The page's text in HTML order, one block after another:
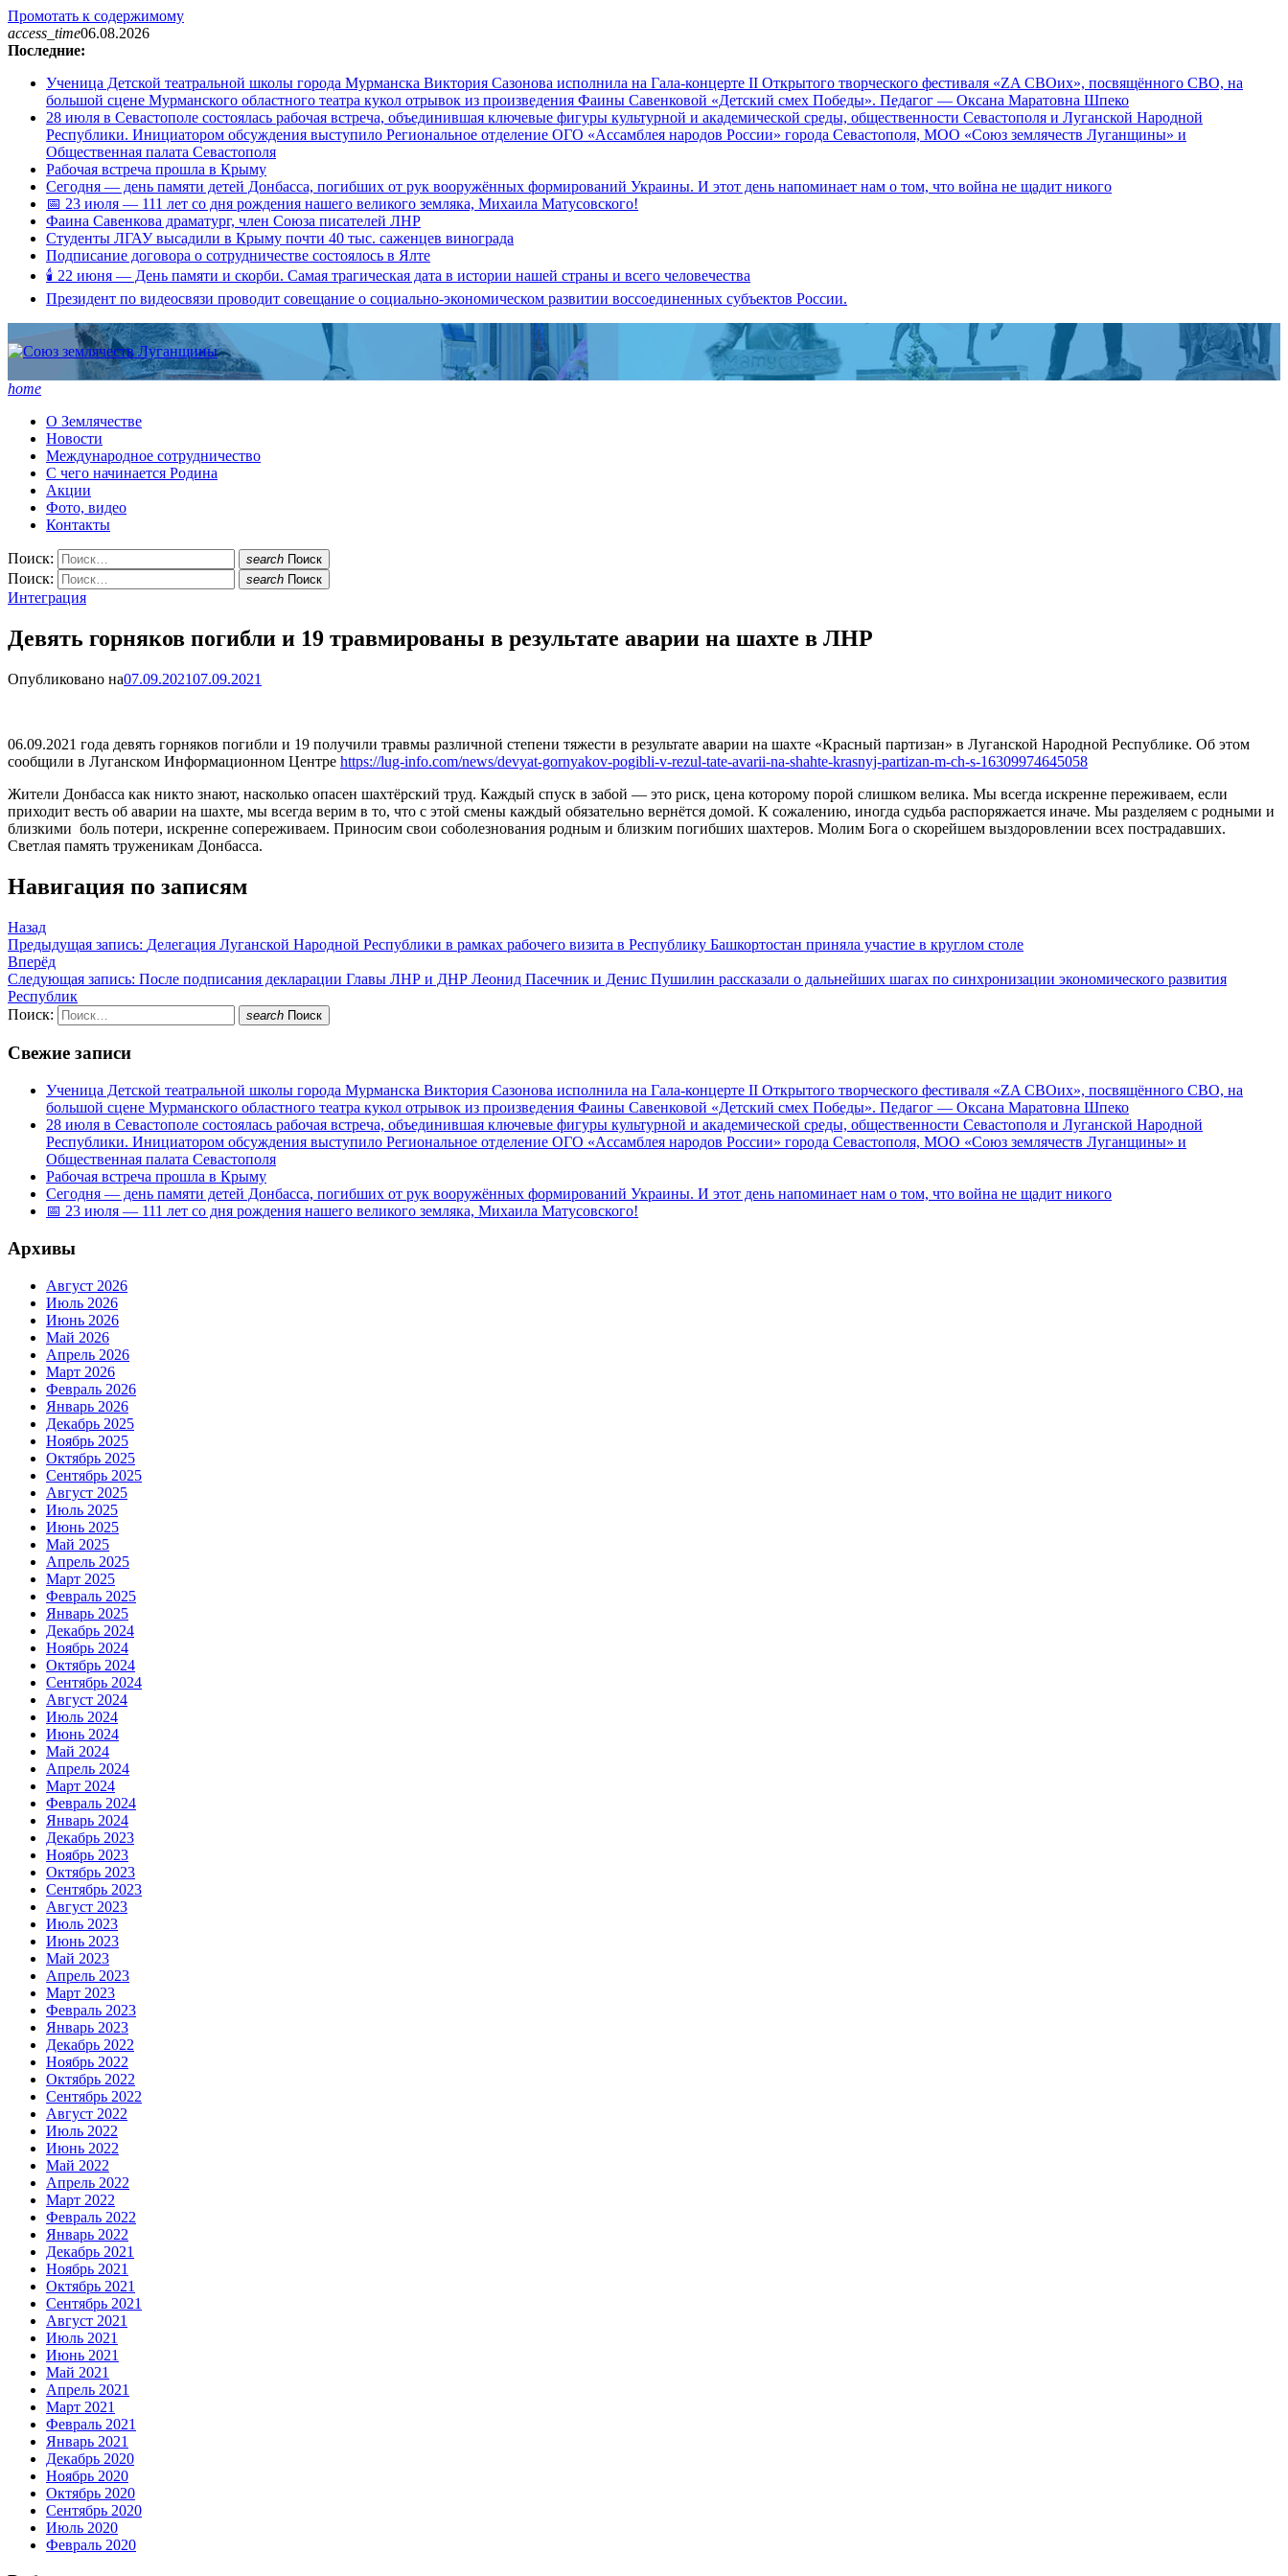
Промотать к содержимому
access_time06.08.2026
Последние:
Ученица Детской театральной школы города Мурманска Виктория Сазонова исполнила на Гала-концерте II Открытого творческого фестиваля «ZA СВОих», посвящённого СВО, на
большой сцене Мурманского областного театра кукол отрывок из произведения Фаины Савенковой «Детский смех Победы». Педагог — Оксана Маратовна Шпеко
28 июля в Севастополе состоялась рабочая встреча, объединившая ключевые фигуры культурной и академической среды, общественности Севастополя и Луганской Народной
Республики. Инициатором обсуждения выступило Региональное отделение ОГО «Ассамблея народов России» города Севастополя, МОО «Союз землячеств Луганщины» и
Общественная палата Севастополя
Рабочая встреча прошла в Крыму
Сегодня — день памяти детей Донбасса, погибших от рук вооружённых формирований Украины. И этот день напоминает нам о том, что война не щадит никого
📅 23 июля — 111 лет со дня рождения нашего великого земляка, Михаила Матусовского!
Фаина Савенкова драматург, член Союза писателей ЛНР
Студенты ЛГАУ высадили в Крыму почти 40 тыс. саженцев винограда
Подписание договора о сотрудничестве состоялось в Ялте
🕯 22 июня — День памяти и скорби. Самая трагическая дата в истории нашей страны и всего человечества
Президент по видеосвязи проводит совещание о социально-экономическом развитии воссоединенных субъектов России.
home
О Землячестве
Новости
Международное сотрудничество
С чего начинается Родина
Акции
Фото, видео
Контакты
Поиск: search Поиск
Поиск: search Поиск
Интеграция
Девять горняков погибли и 19 травмированы в результате аварии на шахте в ЛНР
Опубликовано на07.09.202107.09.2021
06.09.2021 года девять горняков погибли и 19 получили травмы различной степени тяжести в результате аварии на шахте «Красный партизан» в Луганской Народной Республике. Об этом
сообщили в Луганском Информационном Центре https://lug-info.com/news/devyat-gornyakov-pogibli-v-rezul-tate-avarii-na-shahte-krasnyj-partizan-m-ch-s-16309974645058
Жители Донбасса как никто знают, насколько опасен шахтёрский труд. Каждый спуск в забой — это риск, цена которому порой слишком велика. Мы всегда искренне переживаем, если
приходит весть об аварии на шахте, мы всегда верим в то, что с этой смены каждый обязательно вернётся домой. К сожалению, иногда судьба распоряжается иначе. Мы разделяем с родными и
близкими боль потери, искренне сопереживаем. Приносим свои соболезнования родным и близким погибших шахтеров. Молим Бога о скорейшем выздоровлении всех пострадавших.
Светлая память труженикам Донбасса.
Навигация по записям
Назад
Предыдущая запись: Делегация Луганской Народной Республики в рамках рабочего визита в Республику Башкортостан приняла участие в круглом столе
Вперёд
Следующая запись: После подписания декларации Главы ЛНР и ДНР Леонид Пасечник и Денис Пушилин рассказали о дальнейших шагах по синхронизации экономического развития
Республик
Поиск:
search Поиск
Свежие записи
Ученица Детской театральной школы города Мурманска Виктория Сазонова исполнила на Гала-концерте II Открытого творческого фестиваля «ZA СВОих», посвящённого СВО, на
большой сцене Мурманского областного театра кукол отрывок из произведения Фаины Савенковой «Детский смех Победы». Педагог — Оксана Маратовна Шпеко
28 июля в Севастополе состоялась рабочая встреча, объединившая ключевые фигуры культурной и академической среды, общественности Севастополя и Луганской Народной
Республики. Инициатором обсуждения выступило Региональное отделение ОГО «Ассамблея народов России» города Севастополя, МОО «Союз землячеств Луганщины» и
Общественная палата Севастополя
Рабочая встреча прошла в Крыму
Сегодня — день памяти детей Донбасса, погибших от рук вооружённых формирований Украины. И этот день напоминает нам о том, что война не щадит никого
📅 23 июля — 111 лет со дня рождения нашего великого земляка, Михаила Матусовского!
Архивы
Август 2026
Июль 2026
Июнь 2026
Май 2026
Апрель 2026
Март 2026
Февраль 2026
Январь 2026
Декабрь 2025
Ноябрь 2025
Октябрь 2025
Сентябрь 2025
Август 2025
Июль 2025
Июнь 2025
Май 2025
Апрель 2025
Март 2025
Февраль 2025
Январь 2025
Декабрь 2024
Ноябрь 2024
Октябрь 2024
Сентябрь 2024
Август 2024
Июль 2024
Июнь 2024
Май 2024
Апрель 2024
Март 2024
Февраль 2024
Январь 2024
Декабрь 2023
Ноябрь 2023
Октябрь 2023
Сентябрь 2023
Август 2023
Июль 2023
Июнь 2023
Май 2023
Апрель 2023
Март 2023
Февраль 2023
Январь 2023
Декабрь 2022
Ноябрь 2022
Октябрь 2022
Сентябрь 2022
Август 2022
Июль 2022
Июнь 2022
Май 2022
Апрель 2022
Март 2022
Февраль 2022
Январь 2022
Декабрь 2021
Ноябрь 2021
Октябрь 2021
Сентябрь 2021
Август 2021
Июль 2021
Июнь 2021
Май 2021
Апрель 2021
Март 2021
Февраль 2021
Январь 2021
Декабрь 2020
Ноябрь 2020
Октябрь 2020
Сентябрь 2020
Июль 2020
Февраль 2020